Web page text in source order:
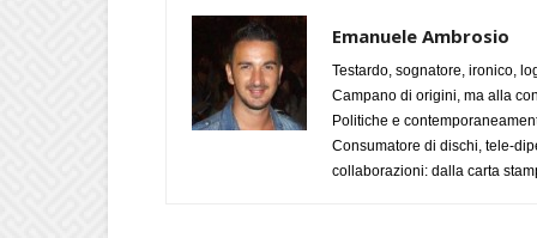
Emanuele Ambrosio
Testardo, sognatore, ironico,
Campano di origini, ma alla
Politiche e
Consumatore di dischi, tele-
collaborazioni: dalla carta